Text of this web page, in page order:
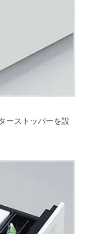
ーストッパーを設